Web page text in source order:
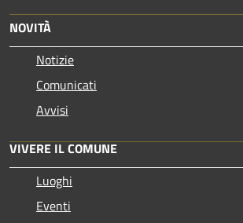
NOVITÀ
Notizie
Comunicati
Avvisi
VIVERE IL COMUNE
Luoghi
Eventi